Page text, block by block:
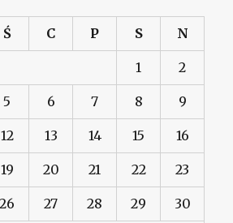
Ś C P S N
1 2
5 6 7 8 9
12 13 14 15 16
19 20 21 22 23
26 27 28 29 30